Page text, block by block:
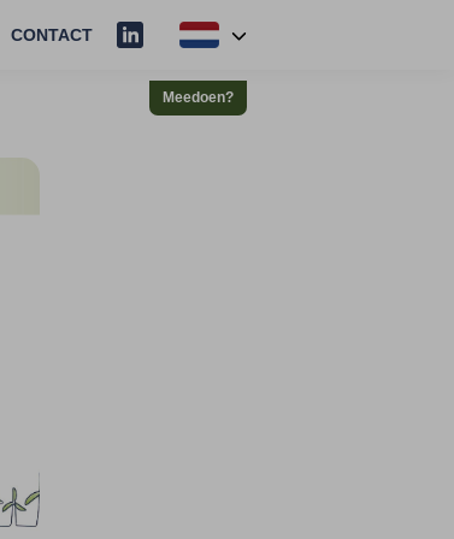
CONTACT
Meedoen?